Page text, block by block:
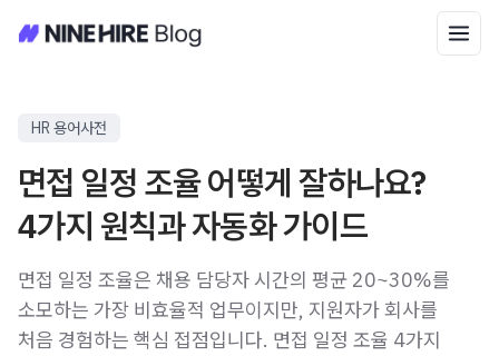
HR 용어사전
면접 일정 조율 어떻게 잘하나요?
4가지 원칙과 자동화 가이드
면접 일정 조율은 채용 담당자 시간의 평균 20~30%를
소모하는 가장 비효율적 업무이지만, 지원자가 회사를
처음 경험하는 핵심 접점입니다. 면접 일정 조율 4가지